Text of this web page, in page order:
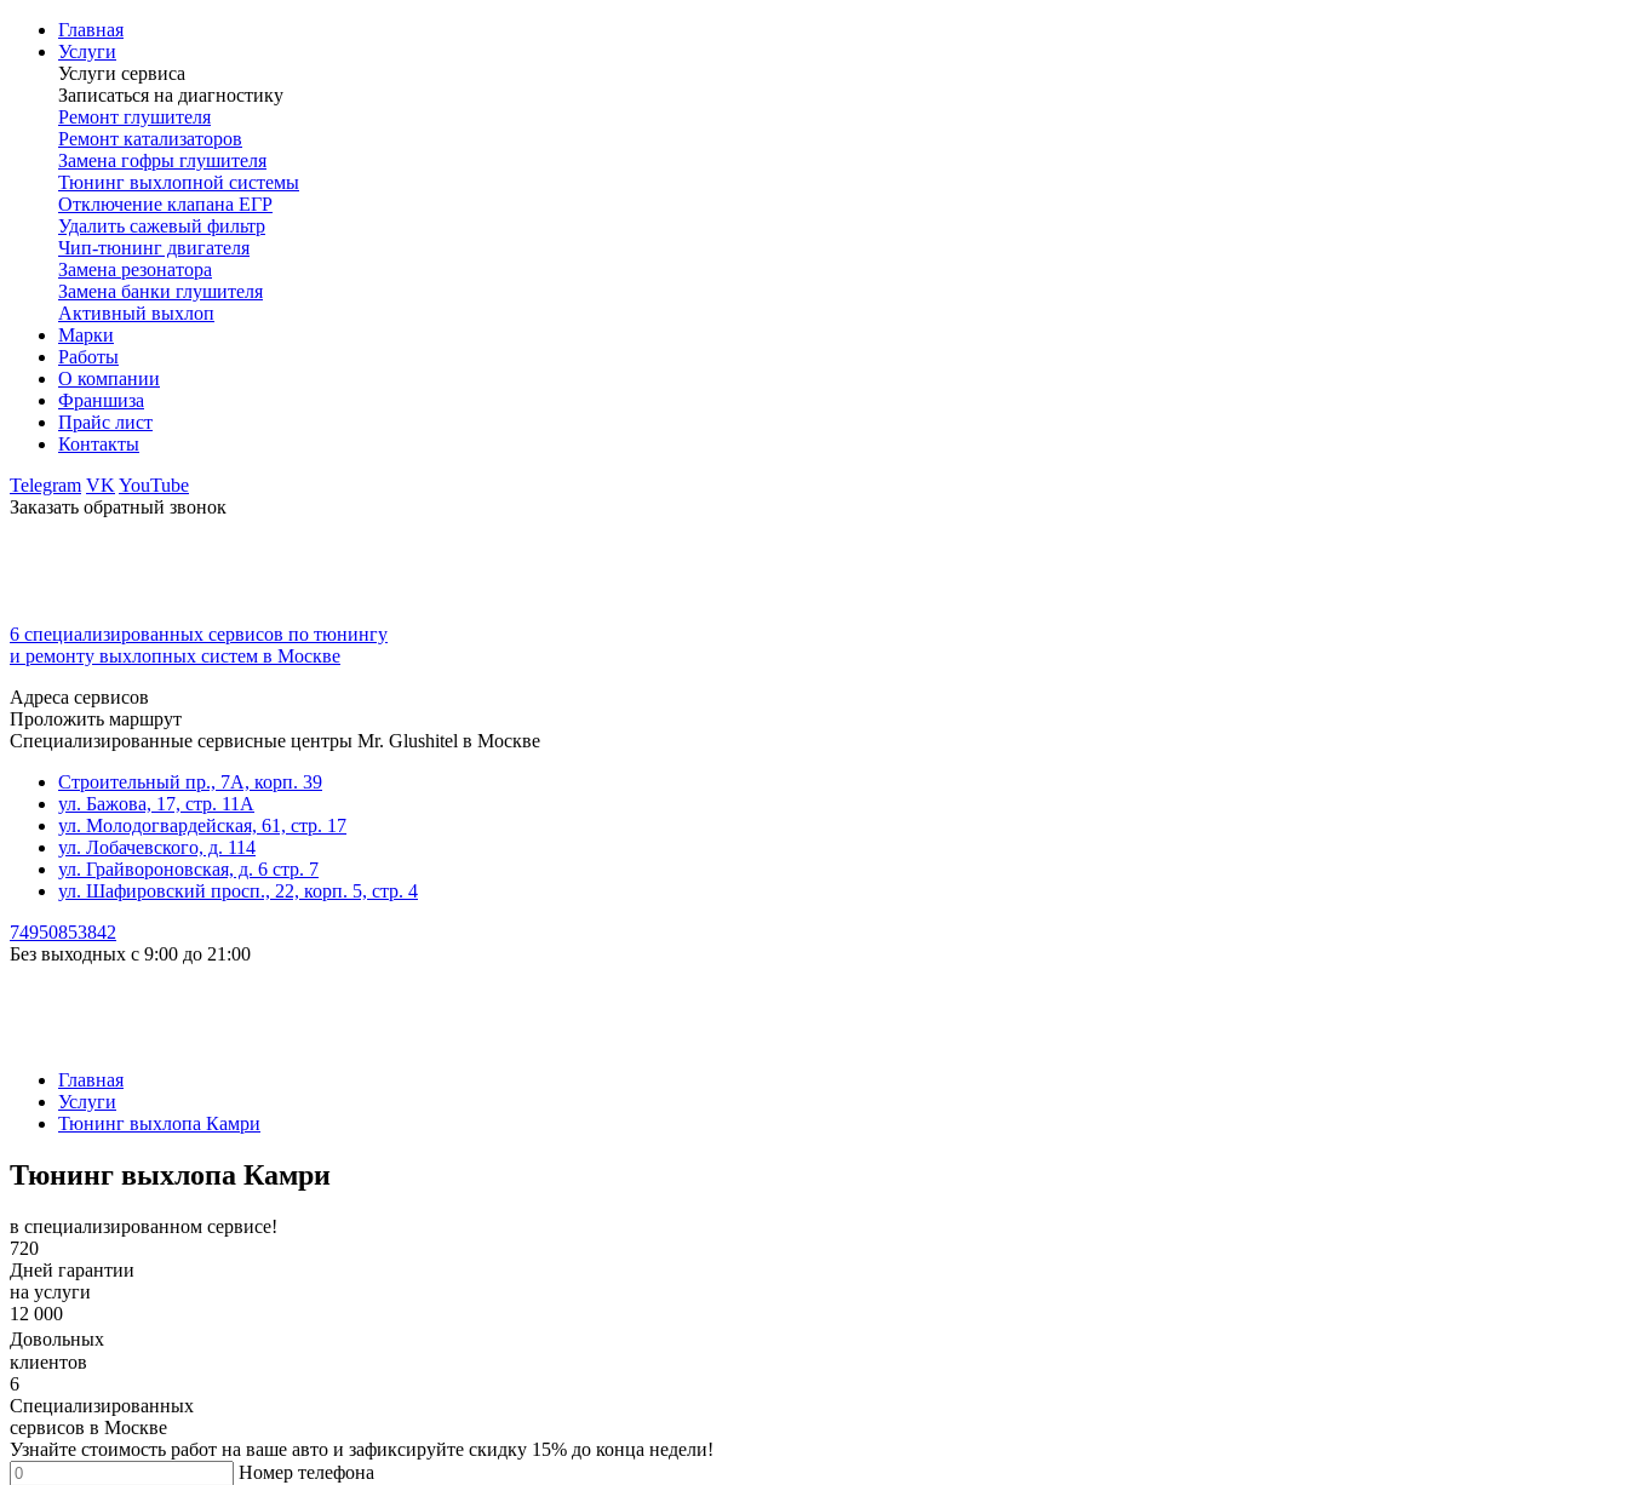
Главная
Услуги
Услуги сервиса
Записаться на диагностику
Ремонт глушителя
Ремонт катализаторов
Замена гофры глушителя
Тюнинг выхлопной системы
Отключение клапана ЕГР
Удалить сажевый фильтр
Чип-тюнинг двигателя
Замена резонатора
Замена банки глушителя
Активный выхлоп
Марки
Работы
О компании
Франшиза
Прайс лист
Контакты
Telegram VK YouTube
Заказать обратный звонок
6 специализированных сервисов по тюнингу
и ремонту выхлопных систем в Москве
Адреса сервисов
Проложить маршрут
Специализированные сервисные центры Mr. Glushitel в Москве
Строительный пр., 7А, корп. 39
ул. Бажова, 17, стр. 11А
ул. Молодогвардейская, 61, стр. 17
ул. Лобачевского, д. 114
ул. Грайвороновская, д. 6 стр. 7
ул. Шафировский просп., 22, корп. 5, стр. 4
74950853842
Без выходных с 9:00 до 21:00
Главная
Услуги
Тюнинг выхлопа Камри
Тюнинг выхлопа Камри
в специализированном сервисе!
720
Дней гарантии
на услуги
12 000
Довольных
клиентов
6
Специализированных
сервисов в Москве
Узнайте стоимость работ на ваше авто и зафиксируйте скидку 15% до конца недели!
Номер телефона